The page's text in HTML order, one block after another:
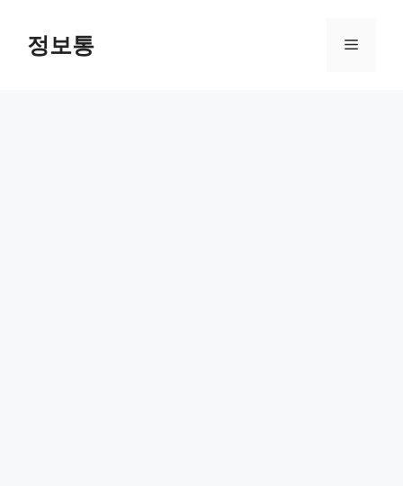
content정보통 Menu